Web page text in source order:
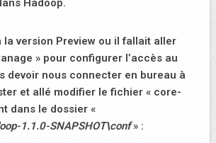
Hadoop.
la version Preview ou il fallait aller
» pour configurer l’accès au
devoir nous connecter en bureau à
et allé modifier le fichier « core-
dans le dossier «
1.1.0-SNAPSHOT\conf» :